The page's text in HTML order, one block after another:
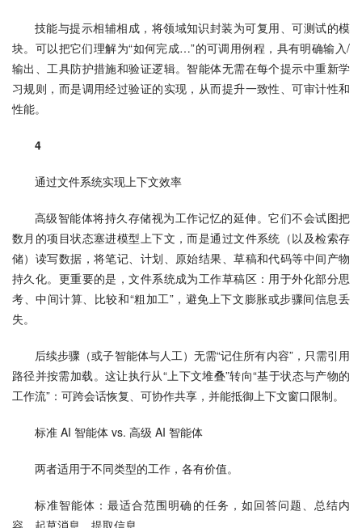
技能与提示相辅相成，将领域知识封装为可复用、可测试的模
块。可以把它们理解为“如何完成…”的可调用例程，具有明确输入/
输出、工具防护措施和验证逻辑。智能体无需在每个提示中重新学
习规则，而是调用经过验证的实现，从而提升一致性、可审计性和
性能。
4
通过文件系统实现上下文效率
高级智能体将持久存储视为工作记忆的延伸。它们不会试图把
数月的项目状态塞进模型上下文，而是通过文件系统（以及检索存
储）读写数据，将笔记、计划、原始结果、草稿和代码等中间产物
持久化。更重要的是，文件系统成为工作草稿区：用于外化部分思
考、中间计算、比较和“粗加工”，避免上下文膨胀或步骤间信息丢
失。
后续步骤（或子智能体与人工）无需“记住所有内容”，只需引用
路径并按需加载。这让执行从“上下文堆叠”转向“基于状态与产物的
工作流”：可跨会话恢复、可协作共享，并能抵御上下文窗口限制。
标准 AI 智能体 vs. 高级 AI 智能体
两者适用于不同类型的工作，各有价值。
标准智能体：最适合范围明确的任务，如回答问题、总结内
容、起草消息、提取信息。